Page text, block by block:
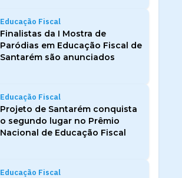
Educação Fiscal
Finalistas da I Mostra de
Paródias em Educação Fiscal de
Santarém são anunciados
Educação Fiscal
Projeto de Santarém conquista
o segundo lugar no Prêmio
Nacional de Educação Fiscal
Educação Fiscal